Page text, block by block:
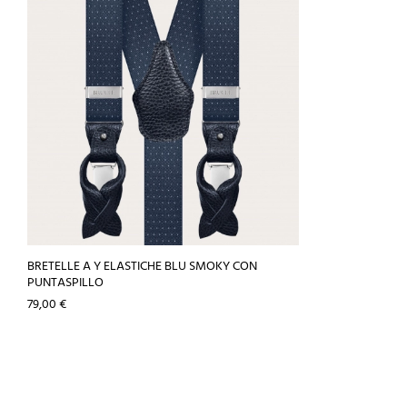
BRETELLE A Y ELASTICHE BLU SMOKY CON
PUNTASPILLO
Prezzo
79,00 €